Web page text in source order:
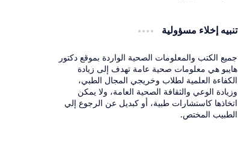
تنبيه إخلاء مسؤولية
جميع الكتب والمعلومات الصحية الواردة بموقع دكتور
هايبو هي معلومات صحية عامة تهدف إلى زيادة
الكفاءة العلمية لطلاب وخريجي المجال الطبي،
وزيادة الوعي والثقافة الصحية العامة، ولا يمكن
اتخاذها كاستشارات طبية، أو كبديل عن الرجوع إلي
الطبيب المختص.